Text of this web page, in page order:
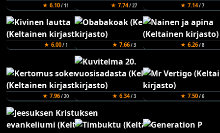
★ 6.10/ 11 ★ 7.74/ 27 ★ 7.14/ 7
★ 6.00/ 1 ★ 7.66/ 3 ★ 6.26/ 8
★ 7.96/ 20 ★ 6.34/ 3 ★ 7.50/ 6